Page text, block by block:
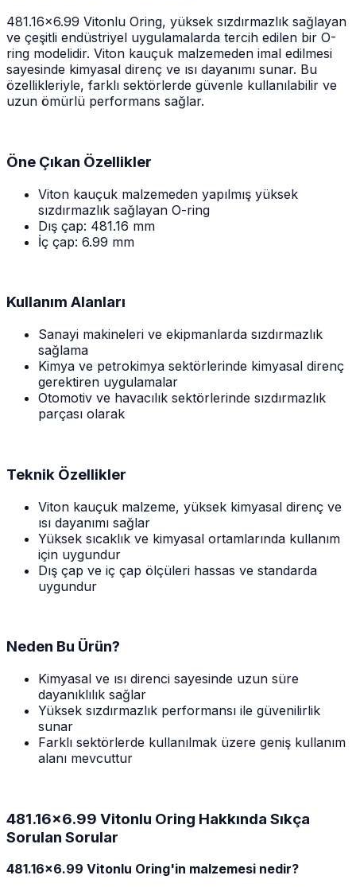
481.16x6.99 Vitonlu Oring, yüksek sızdırmazlık sağlayan
ve çeşitli endüstriyel uygulamalarda tercih edilen bir O-
ring modelidir. Viton kauçuk malzemeden imal edilmesi
sayesinde kimyasal direnç ve ısı dayanımı sunar. Bu
özellikleriyle, farklı sektörlerde güvenle kullanılabilir ve
uzun ömürlü performans sağlar.
Öne Çıkan Özellikler
Viton kauçuk malzemeden yapılmış yüksek
sızdırmazlık sağlayan O-ring
Dış çap: 481.16 mm
İç çap: 6.99 mm
Kullanım Alanları
Sanayi makineleri ve ekipmanlarda sızdırmazlık
sağlama
Kimya ve petrokimya sektörlerinde kimyasal direnç
gerektiren uygulamalar
Otomotiv ve havacılık sektörlerinde sızdırmazlık
parçası olarak
Teknik Özellikler
Viton kauçuk malzeme, yüksek kimyasal direnç ve
ısı dayanımı sağlar
Yüksek sıcaklık ve kimyasal ortamlarında kullanım
için uygundur
Dış çap ve iç çap ölçüleri hassas ve standarda
uygundur
Neden Bu Ürün?
Kimyasal ve ısı direnci sayesinde uzun süre
dayanıklılık sağlar
Yüksek sızdırmazlık performansı ile güvenilirlik
sunar
Farklı sektörlerde kullanılmak üzere geniş kullanım
alanı mevcuttur
481.16x6.99 Vitonlu Oring Hakkında Sıkça
Sorulan Sorular
481.16x6.99 Vitonlu Oring'in malzemesi nedir?